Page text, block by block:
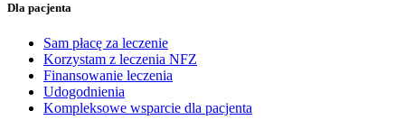
Dla pacjenta
Sam płacę za leczenie
Korzystam z leczenia NFZ
Finansowanie leczenia
Udogodnienia
Kompleksowe wsparcie dla pacjenta